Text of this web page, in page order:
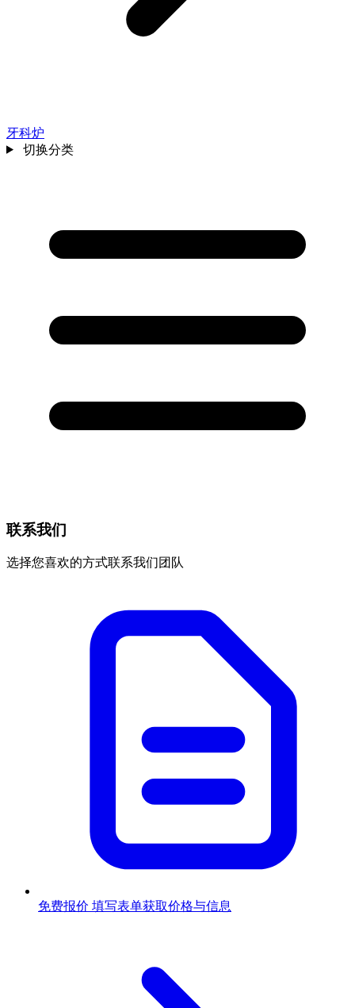
牙科炉
切换分类
联系我们
选择您喜欢的方式联系我们团队
免费报价 填写表单获取价格与信息